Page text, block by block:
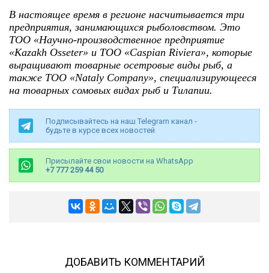
В настоящее время в регионе насчитывается три
предприятия, занимающихся рыболовством. Это
ТОО «Научно-производственное предприятие
«Kazakh Osseter» и ТОО «Caspian Riviera», которые
выращивают товарные осетровые виды рыб, а
также ТОО «Nataly Company», специализирующееся
на товарных сомовых видах рыб и Тилапии.
Подписывайтесь на наш Telegram канал -
будьте в курсе всех новостей
Присылайте свои новости на WhatsApp
+7 777 259 44 50
ДОБАВИТЬ КОММЕНТАРИЙ